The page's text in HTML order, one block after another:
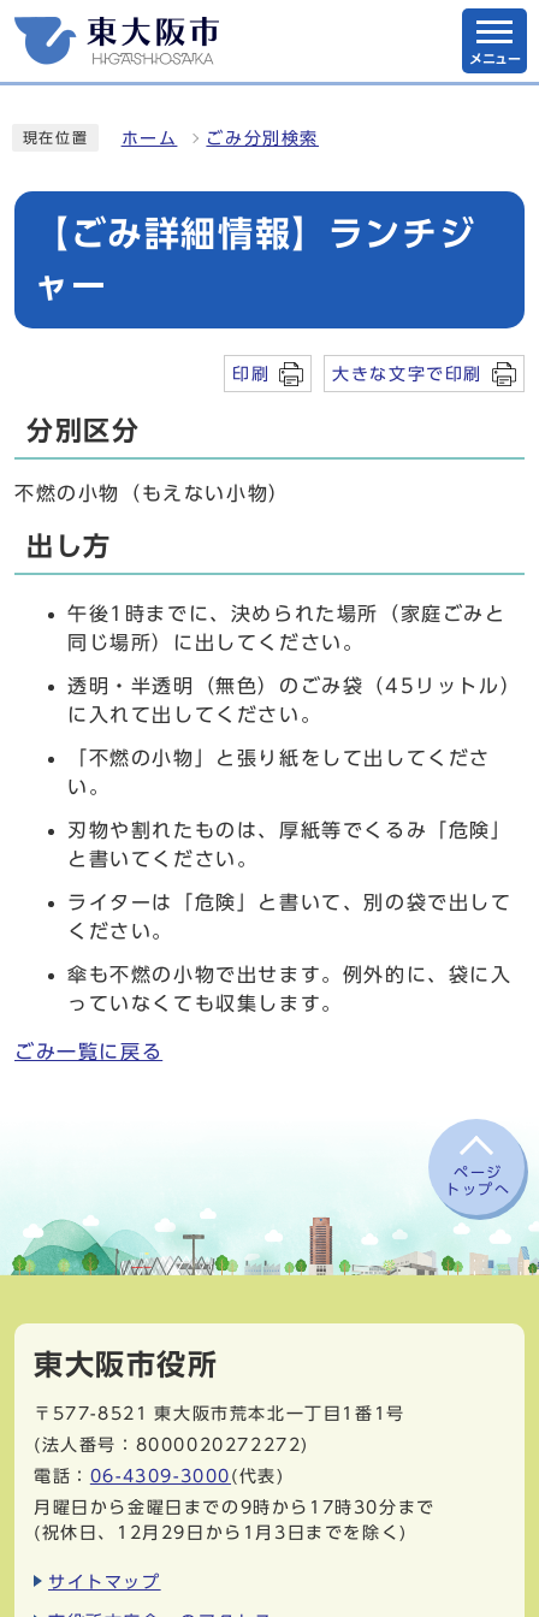
メニュー
現在位置 ホーム ごみ分別検索
【ごみ詳細情報】ランチジ
ャー
印刷 大きな文字で印刷
分別区分
不燃の小物（もえない小物）
出し方
午後1時までに、決められた場所（家庭ごみと
同じ場所）に出してください。
透明・半透明（無色）のごみ袋（45リットル）
に入れて出してください。
「不燃の小物」と張り紙をして出してくださ
い。
刃物や割れたものは、厚紙等でくるみ「危険」
と書いてください。
ライターは「危険」と書いて、別の袋で出して
ください。
傘も不燃の小物で出せます。例外的に、袋に入
っていなくても収集します。
ごみ一覧に戻る
ページ
トップへ
東大阪市役所
〒577-8521
東大阪市荒本北一丁目1番1号
(法人番号：8000020272272)
電話： 06-4309-3000 (代表)
月曜日から金曜日までの9時から17時30分まで
(祝休日、12月29日から1月3日までを除く)
サイトマップ